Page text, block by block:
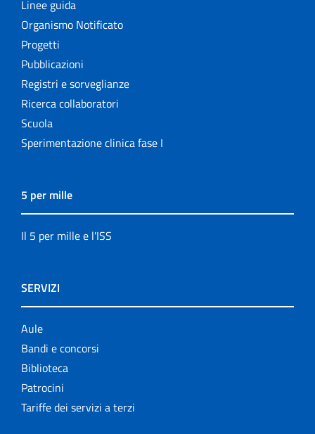
Linee guida
Organismo Notificato
Progetti
Pubblicazioni
Registri e sorveglianze
Ricerca collaboratori
Scuola
Sperimentazione clinica fase I
5 per mille
Il 5 per mille e l'ISS
SERVIZI
Aule
Bandi e concorsi
Biblioteca
Patrocini
Tariffe dei servizi a terzi